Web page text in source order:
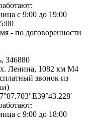
с 9:00 до 19:00
- по договоренности
346880
Ленина, 1082 км М4
звонок из
E39°43.228'
с 9:00 до 18:00